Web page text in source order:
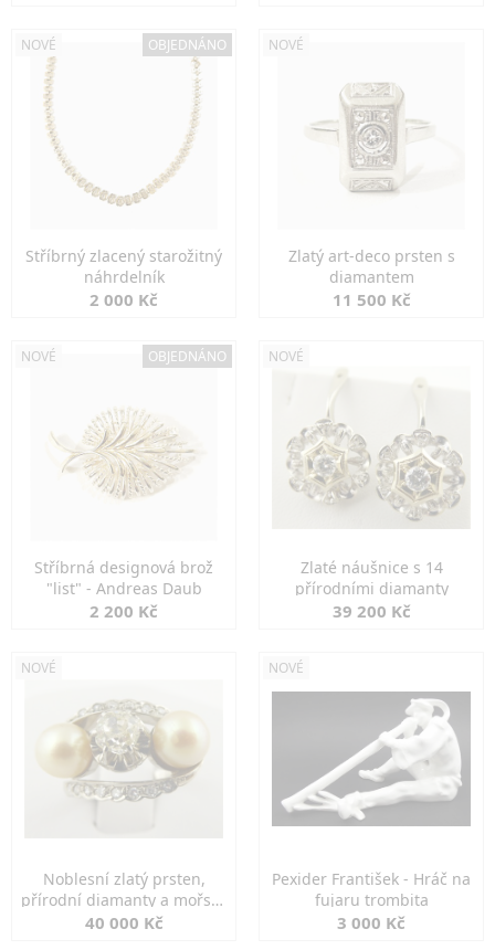
NOVÉ OBJEDNÁNO
Stříbrný zlacený starožitný
náhrdelník
2 000 Kč
NOVÉ
Zlatý art-deco prsten s
diamantem
11 500 Kč
NOVÉ OBJEDNÁNO
Stříbrná designová brož
"list" - Andreas Daub
2 200 Kč
NOVÉ
Zlaté náušnice s 14
přírodními diamanty
39 200 Kč
NOVÉ
Noblesní zlatý prsten,
přírodní diamanty a mořské
perly
40 000 Kč
NOVÉ
Pexider František - Hráč na
fujaru trombita
3 000 Kč